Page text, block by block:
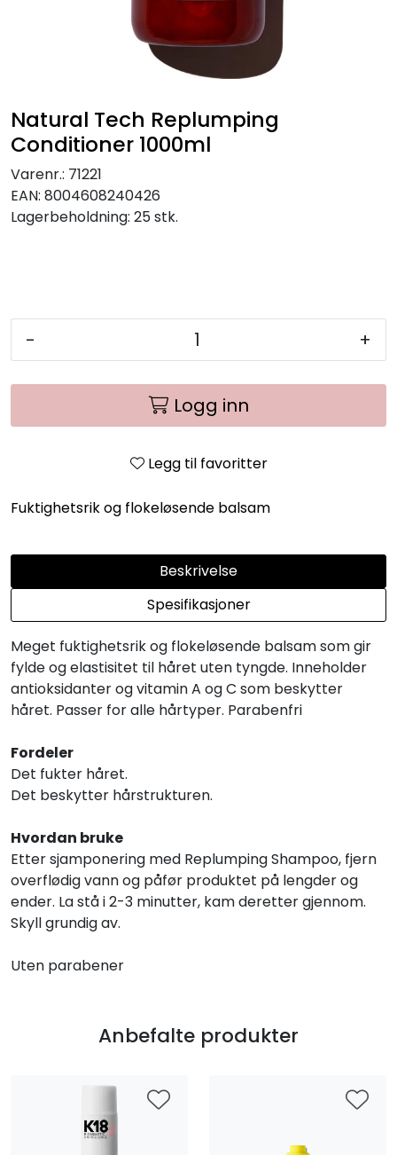
Natural Tech Replumping
Conditioner 1000ml
Varenr.: 71221
EAN: 8004608240426
Lagerbeholdning: 25 stk.
- +
Logg inn
Legg til favoritter
Fuktighetsrik og flokeløsende balsam
Beskrivelse
Spesifikasjoner
Meget fuktighetsrik og flokeløsende balsam som gir
fylde og elastisitet til håret uten tyngde. Inneholder
antioksidanter og vitamin A og C som beskytter
håret. Passer for alle hårtyper. Parabenfri
Fordeler
Det fukter håret.
Det beskytter hårstrukturen.
Hvordan bruke
Etter sjamponering med Replumping Shampoo, fjern
overflødig vann og påfør produktet på lengder og
ender. La stå i 2-3 minutter, kam deretter gjennom.
Skyll grundig av.
Uten parabener
Anbefalte produkter